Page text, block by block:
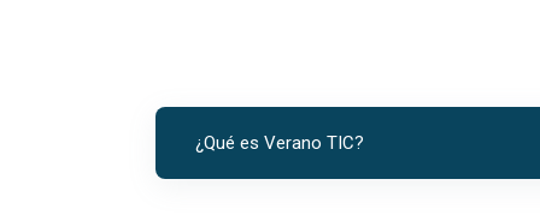
¿Qué es Verano TIC?